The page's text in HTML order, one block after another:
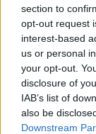
section to
opt-out request
interest-based
us or personal
your opt-out.
disclosure of
IAB’s list of
also be
Downstream
A színház
szavait -
tartott, miután
Azt hiszem,
arról, mire
ameddig ezt
nem vagyunk